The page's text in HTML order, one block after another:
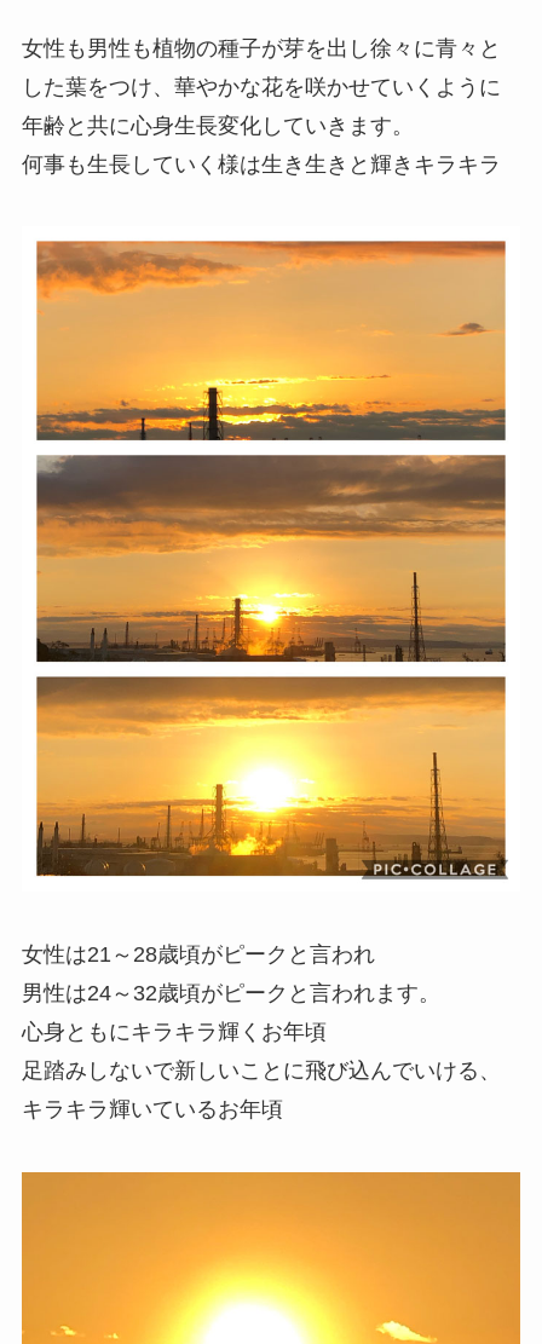
女性も男性も植物の種子が芽を出し徐々に青々と
した葉をつけ、華やかな花を咲かせていくように
年齢と共に心身生長変化していきます。
何事も生長していく様は生き生きと輝きキラキラ
女性は21～28歳頃がピークと言われ
男性は24～32歳頃がピークと言われます。
心身ともにキラキラ輝くお年頃
足踏みしないで新しいことに飛び込んでいける、
キラキラ輝いているお年頃